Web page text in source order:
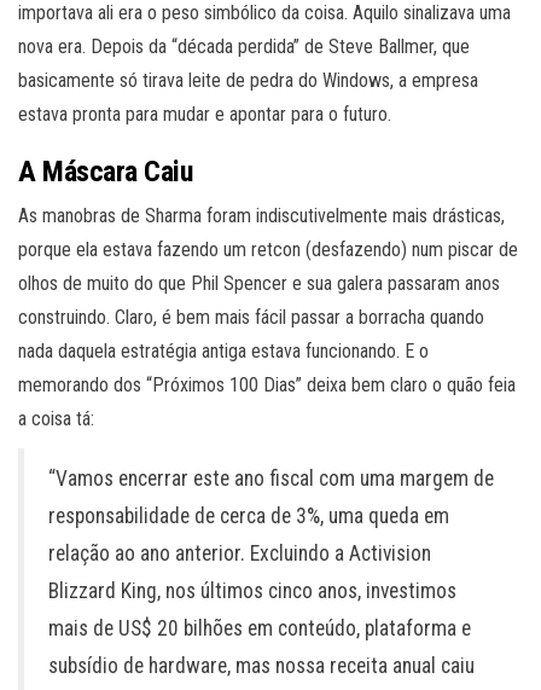
importava ali era o peso simbólico da coisa. Aquilo sinalizava uma
nova era. Depois da “década perdida” de Steve Ballmer, que
basicamente só tirava leite de pedra do Windows, a empresa
estava pronta para mudar e apontar para o futuro.
A Máscara Caiu
As manobras de Sharma foram indiscutivelmente mais drásticas,
porque ela estava fazendo um retcon (desfazendo) num piscar de
olhos de muito do que Phil Spencer e sua galera passaram anos
construindo. Claro, é bem mais fácil passar a borracha quando
nada daquela estratégia antiga estava funcionando. E o
memorando dos “Próximos 100 Dias” deixa bem claro o quão feia
a coisa tá:
“Vamos encerrar este ano fiscal com uma margem de
responsabilidade de cerca de 3%, uma queda em
relação ao ano anterior. Excluindo a Activision
Blizzard King, nos últimos cinco anos, investimos
mais de US$ 20 bilhões em conteúdo, plataforma e
subsídio de hardware, mas nossa receita anual caiu